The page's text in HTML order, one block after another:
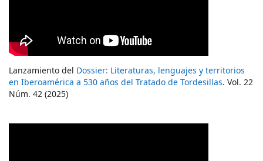
Lanzamiento del Dossier: Literaturas, lenguajes y territorios
en Iberoamérica a 530 años del Tratado de Tordesillas. Vol. 22
Núm. 42 (2025)